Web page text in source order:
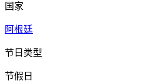
国家
阿根廷
节日类型
节假日